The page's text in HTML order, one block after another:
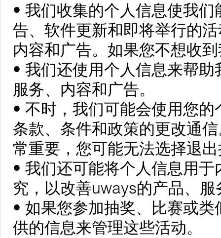
• 我们收集的个人信息使我
告、软件更新和即将举行的
内容和广告。如果您不想收
• 我们还使用个人信息来帮
服务、内容和广告。
• 不时，我们可能会使用您
条款、条件和政策的更改通
常重要，您可能无法选择退
• 我们还可能将个人信息用
究，以改善uways的产品、
• 如果您参加抽奖、比赛或
供的信息来管理这些活动。